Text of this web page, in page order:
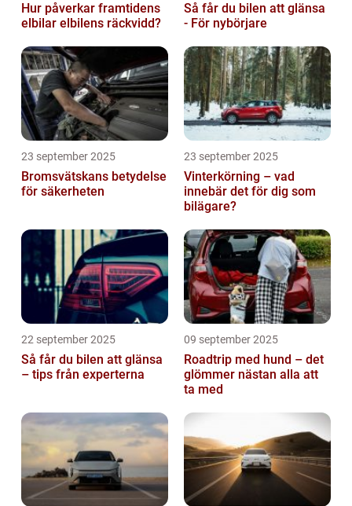
Hur påverkar framtidens
elbilar elbilens räckvidd?
Så får du bilen att glänsa
- För nybörjare
23 september 2025
Bromsvätskans betydelse
för säkerheten
23 september 2025
Vinterkörning – vad
innebär det för dig som
bilägare?
22 september 2025
Så får du bilen att glänsa
– tips från experterna
09 september 2025
Roadtrip med hund – det
glömmer nästan alla att
ta med